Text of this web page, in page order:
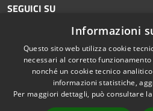
SEGUICI SU
RSS
Accessibilità
Informazioni
Questo sito web utilizza cookie
necessari al corretto
nonché un cookie tecnico
informazioni statistiche,
Per maggiori dettagli, può consultare